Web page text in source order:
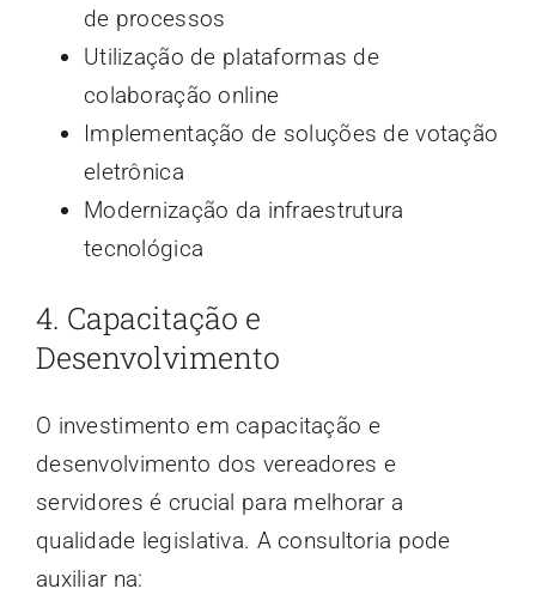
de processos
Utilização de plataformas de
colaboração online
Implementação de soluções de votação
eletrônica
Modernização da infraestrutura
tecnológica
4. Capacitação e
Desenvolvimento
O investimento em capacitação e
desenvolvimento dos vereadores e
servidores é crucial para melhorar a
qualidade legislativa. A consultoria pode
auxiliar na: